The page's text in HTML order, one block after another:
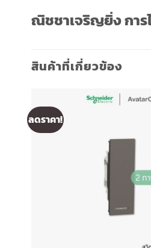
ณิชชาเจริญยิ่ง การ
สินค้าที่เกี่ยวข้อง
ลดราคา!